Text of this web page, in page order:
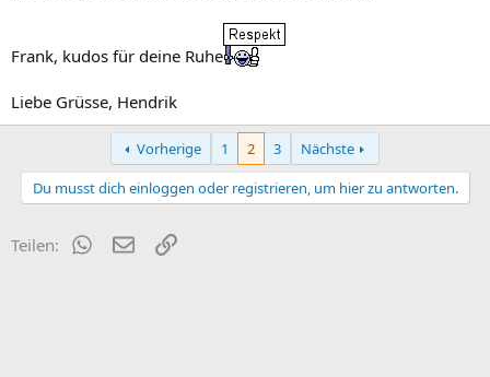
Frank, kudos für deine Ruhe
Liebe Grüsse, Hendrik
Vorherige 1 2 3
Nächste
Du musst dich einloggen oder registrieren, um hier zu antworten.
Teilen: WhatsApp
E-MailLink